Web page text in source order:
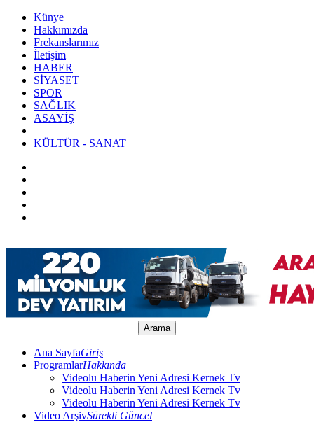
Künye
Hakkımızda
Frekanslarımız
İletişim
HABER
SİYASET
SPOR
SAĞLIK
ASAYİŞ
KÜLTÜR - SANAT
Ana SayfaGiriş
ProgramlarHakkında
Videolu Haberin Yeni Adresi Kernek Tv
Videolu Haberin Yeni Adresi Kernek Tv
Videolu Haberin Yeni Adresi Kernek Tv
Video ArşivSürekli Güncel